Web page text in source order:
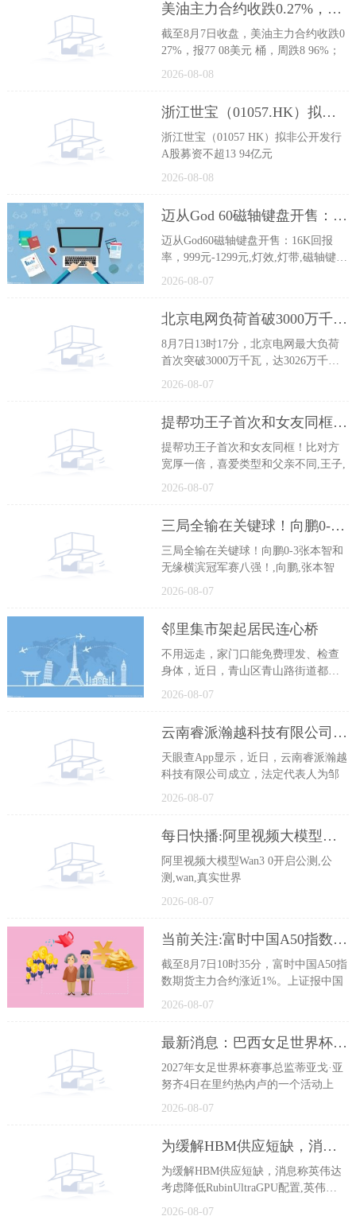
美油主力合约收跌0.27%，报77.08美元/桶，周跌8.96% 看点
截至8月7日收盘，美油主力合约收跌0
27%，报77 08美元 桶，周跌8 96%；
2026-08-08
浙江世宝（01057.HK）拟非公开发行A股募资不超13.94亿元
浙江世宝（01057 HK）拟非公开发行
A股募资不超13 94亿元
2026-08-08
迈从God 60磁轴键盘开售：16K回报率，999元-1299元 每日热讯
迈从God60磁轴键盘开售：16K回报
率，999元-1299元,灯效,灯带,磁轴键
盘,迈从god60
2026-08-07
北京电网负荷首破3000万千瓦 连续三天刷新纪录|焦点快看
8月7日13时17分，北京电网最大负荷
首次突破3000万千瓦，达3026万千
瓦，
2026-08-07
提帮功王子首次和女友同框！比对方宽厚一倍，喜爱类型和父亲不同
提帮功王子首次和女友同框！比对方
宽厚一倍，喜爱类型和父亲不同,王子,
2026-08-07
三局全输在关键球！向鹏0-3张本智和无缘横滨冠军赛八强！
三局全输在关键球！向鹏0-3张本智和
无缘横滨冠军赛八强！,向鹏,张本智
2026-08-07
邻里集市架起居民连心桥
不用远走，家门口能免费理发、检查
身体，近日，青山区青山路街道都兰
社
2026-08-07
云南睿派瀚越科技有限公司成立 注册资本100万人民币
天眼查App显示，近日，云南睿派瀚越
科技有限公司成立，法定代表人为邹
2026-08-07
每日快播:阿里视频大模型Wan3.0开启公测
阿里视频大模型Wan3 0开启公测,公
测,wan,真实世界
2026-08-07
当前关注:富时中国A50指数期货主力合约涨近1%
截至8月7日10时35分，富时中国A50指
数期货主力合约涨近1%。上证报中国
2026-08-07
最新消息：巴西女足世界杯设上座率目标：超200万人次
2027年女足世界杯赛事总监蒂亚戈·亚
努齐4日在里约热内卢的一个活动上
2026-08-07
为缓解HBM供应短缺，消息称英伟达考虑降低Rubin Ultra GPU配置
为缓解HBM供应短缺，消息称英伟达
考虑降低RubinUltraGPU配置,英伟
达,gp
2026-08-07